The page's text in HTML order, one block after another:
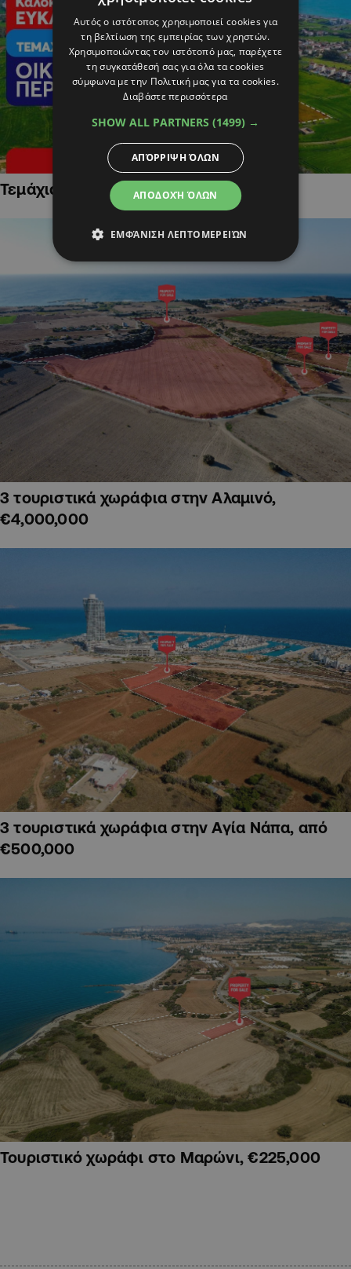
Τεμάχια Γης σε Οικιστικές Περιοχές
3 τουριστικά χωράφια στην Αλαμινό,
€4,000,000
3 τουριστικά χωράφια στην Αγία Νάπα, από
€500,000
Τουριστικό χωράφι στο Μαρώνι, €225,000
Αυτός ο ιστότοπος χρησιμοποιεί cookies για
τη βελτίωση της εμπειρίας των χρηστών.
Χρησιμοποιώντας τον ιστότοπό μας, παρέχετε
τη συγκατάθεσή σας για όλα τα cookies
σύμφωνα με την Πολιτική μας για τα cookies.
Διαβάστε περισσότερα
SHOW ALL PARTNERS (1499) →
ΑΠΟΔΟΧΉ ΌΛΩΝ
ΑΠΌΡΡΙΨΗ ΌΛΩΝ
ΕΜΦΆΝΙΣΗ ΛΕΠΤΟΜΕΡΕΙΏΝ